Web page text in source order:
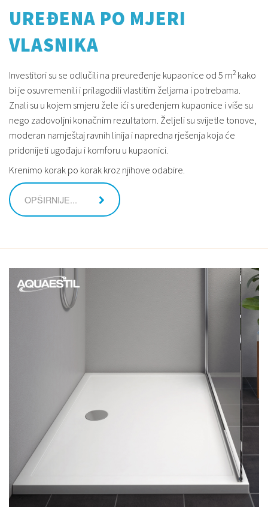
UREĐENA PO MJERI
VLASNIKA
Investitori su se odlučili na preuređenje kupaonice od 5 m2 kako
bi je osuvremenili i prilagodili vlastitim željama i potrebama.
Znali su u kojem smjeru žele ići s uređenjem kupaonice i više su
nego zadovoljni konačnim rezultatom. Željeli su svijetle tonove,
moderan namještaj ravnih linija i napredna rješenja koja će
pridonijeti ugođaju i komforu u kupaonici.
Krenimo korak po korak kroz njihove odabire.
OPŠIRNIJE...